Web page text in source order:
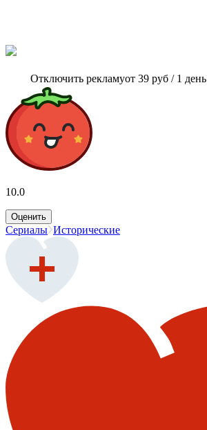
Отключить рекламуот 39 руб / 1 день
10.0
Оценить
Сериалы Исторические